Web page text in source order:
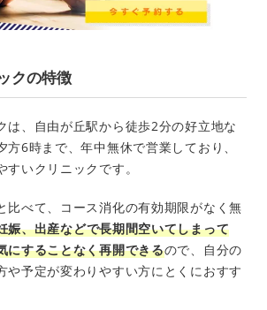
クの特徴
は、自由が丘駅から徒歩2分の好立地な
方6時まで、年中無休で営業しており、
いクリニックです。
比べて、コース消化の有効期限がなく無
娠、出産などで長期間空いてしまって
にすることなく再開できるので、自分の
や予定が変わりやすい方にとくにおすす